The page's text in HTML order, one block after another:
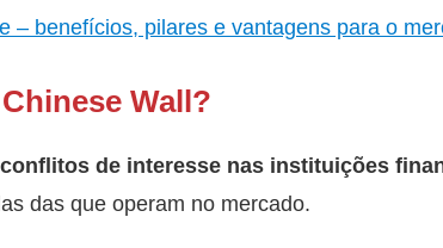
– benefícios, pilares e vantagens para o
Wall?
de interesse nas instituições
das que operam no mercado.